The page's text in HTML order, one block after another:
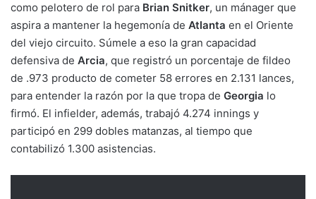
como pelotero de rol para Brian Snitker, un mánager que
aspira a mantener la hegemonía de Atlanta en el Oriente
del viejo circuito. Súmele a eso la gran capacidad
defensiva de Arcia, que registró un porcentaje de fildeo
de .973 producto de cometer 58 errores en 2.131 lances,
para entender la razón por la que tropa de Georgia lo
firmó. El infielder, además, trabajó 4.274 innings y
participó en 299 dobles matanzas, al tiempo que
contabilizó 1.300 asistencias.